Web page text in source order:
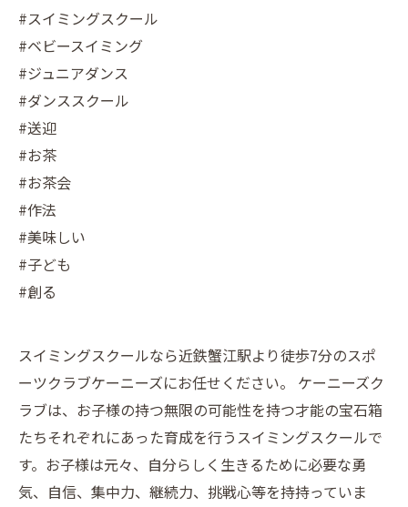
#スイミングスクール
#ベビースイミング
#ジュニアダンス
#ダンススクール
#送迎
#お茶
#お茶会
#作法
#美味しい
#子ども
#創る
スイミングスクールなら近鉄蟹江駅より徒歩7分のスポ
ーツクラブケーニーズにお任せください。 ケーニーズク
ラブは、お子様の持つ無限の可能性を持つ才能の宝石箱
たちそれぞれにあった育成を行うスイミングスクールで
す。お子様は元々、自分らしく生きるために必要な勇
気、自信、集中力、継続力、挑戦心等を持持っていま